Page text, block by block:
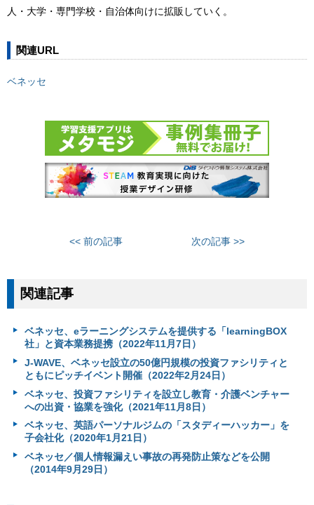
人・大学・専門学校・自治体向けに拡販していく。
関連URL
ベネッセ
<< 前の記事 次の記事 >>
関連記事
ベネッセ、eラーニングシステムを提供する「learningBOX
社」と資本業務提携（2022年11月7日）
J-WAVE、ベネッセ設立の50億円規模の投資ファシリティと
ともにピッチイベント開催（2022年2月24日）
ベネッセ、投資ファシリティを設立し教育・介護ベンチャー
への出資・協業を強化（2021年11月8日）
ベネッセ、英語パーソナルジムの「スタディーハッカー」を
子会社化（2020年1月21日）
ベネッセ／個人情報漏えい事故の再発防止策などを公開
（2014年9月29日）